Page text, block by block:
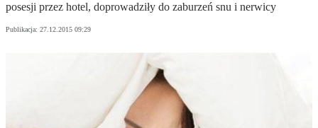
posesji przez hotel, doprowadziły do zaburzeń snu i nerwicy
Publikacja: 27.12.2015 09:29